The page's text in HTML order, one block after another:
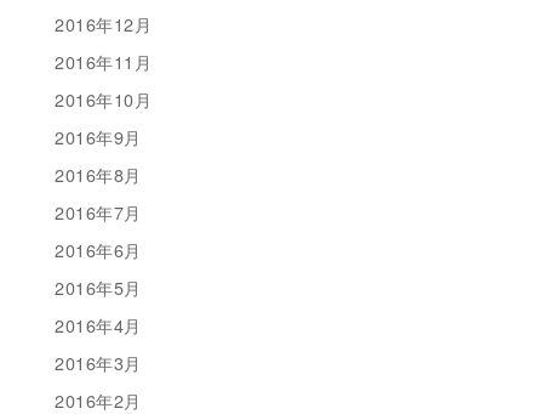
2016年12月
2016年11月
2016年10月
2016年9月
2016年8月
2016年7月
2016年6月
2016年5月
2016年4月
2016年3月
2016年2月